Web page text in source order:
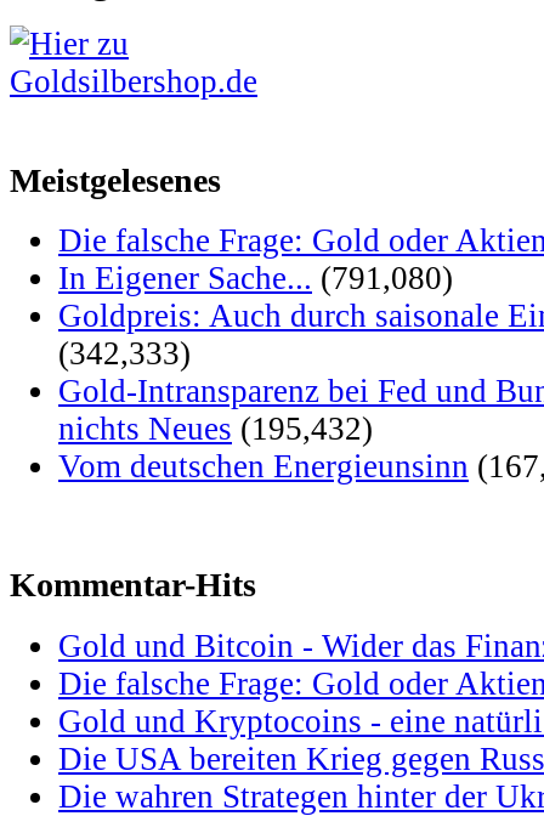
Meistgelesenes
Die falsche Frage: Gold oder
In Eigener Sache... (791,080)
Goldpreis: Auch durch saisonale
(342,333)
Gold-Intransparenz bei Fed und
nichts Neues (195,432)
Vom deutschen Energieunsinn
Kommentar-Hits
Gold und Bitcoin - Wider das
Die falsche Frage: Gold oder
Gold und Kryptocoins - eine
Die USA bereiten Krieg gegen
Die wahren Strategen hinter der